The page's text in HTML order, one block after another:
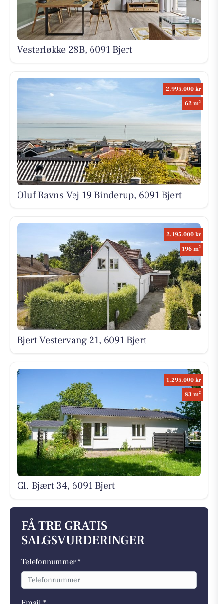
Vesterløkke 28B, 6091 Bjert
2.995.000 kr
62 m2
Oluf Ravns Vej 19 Binderup, 6091 Bjert
2.195.000 kr
196 m2
Bjert Vestervang 21, 6091 Bjert
1.295.000 kr
83 m2
Gl. Bjært 34, 6091 Bjert
FÅ TRE GRATIS
SALGSVURDERINGER
Telefonnummer *